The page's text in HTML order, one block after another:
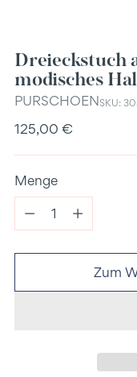
Dreieckstuch
modisches
PURSCHOENSKU:
Regulärer
125,00 €
Menge
Menge
Zum